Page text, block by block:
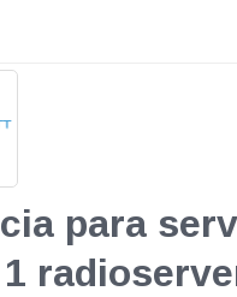
para